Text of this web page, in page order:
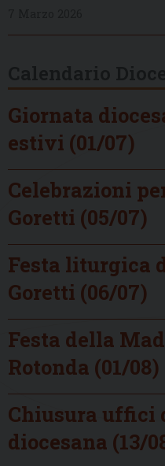
Giornata
estivi (01/07)
Celebrazioni
Goretti (05/07)
Festa liturgica
Goretti (06/07)
Festa della
Rotonda (01/08)
Chiusura uffici
diocesana (13/